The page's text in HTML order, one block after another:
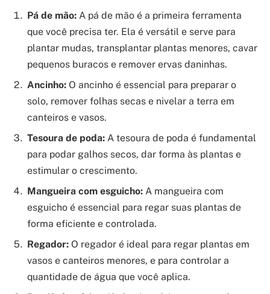
Pá de mão: A pá de mão é a primeira ferramenta
que você precisa ter. Ela é versátil e serve para
plantar mudas, transplantar plantas menores, cavar
pequenos buracos e remover ervas daninhas.
Ancinho: O ancinho é essencial para preparar o
solo, remover folhas secas e nivelar a terra em
canteiros e vasos.
Tesoura de poda: A tesoura de poda é fundamental
para podar galhos secos, dar forma às plantas e
estimular o crescimento.
Mangueira com esguicho: A mangueira com
esguicho é essencial para regar suas plantas de
forma eficiente e controlada.
Regador: O regador é ideal para regar plantas em
vasos e canteiros menores, e para controlar a
quantidade de água que você aplica.